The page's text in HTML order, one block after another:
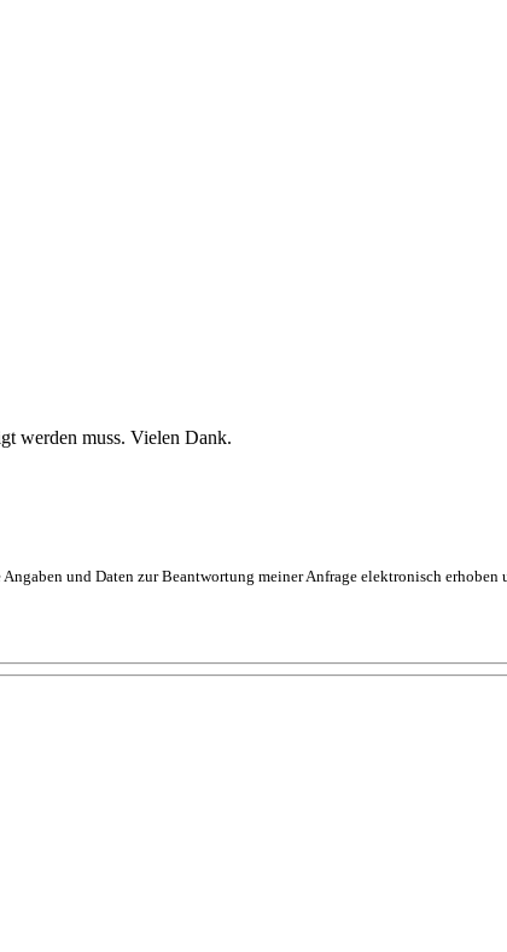
werden muss. Vielen Dank.
Angaben und Daten zur Beantwortung meiner Anfrage elektronisch